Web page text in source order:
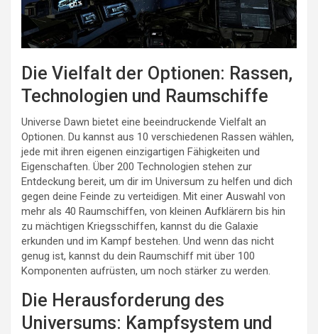
Die Vielfalt der Optionen: Rassen,
Technologien und Raumschiffe
Universe Dawn bietet eine beeindruckende Vielfalt an
Optionen. Du kannst aus 10 verschiedenen Rassen wählen,
jede mit ihren eigenen einzigartigen Fähigkeiten und
Eigenschaften. Über 200 Technologien stehen zur
Entdeckung bereit, um dir im Universum zu helfen und dich
gegen deine Feinde zu verteidigen. Mit einer Auswahl von
mehr als 40 Raumschiffen, von kleinen Aufklärern bis hin
zu mächtigen Kriegsschiffen, kannst du die Galaxie
erkunden und im Kampf bestehen. Und wenn das nicht
genug ist, kannst du dein Raumschiff mit über 100
Komponenten aufrüsten, um noch stärker zu werden.
Die Herausforderung des
Universums: Kampfsystem und